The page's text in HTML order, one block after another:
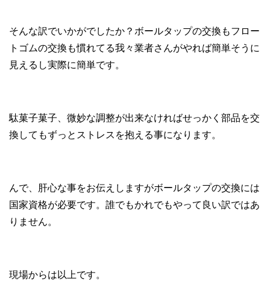
そんな訳でいかがでしたか？ボールタップの交換もフロー
トゴムの交換も慣れてる我々業者さんがやれば簡単そうに
見えるし実際に簡単です。
駄菓子菓子、微妙な調整が出来なければせっかく部品を交
換してもずっとストレスを抱える事になります。
んで、肝心な事をお伝えしますがボールタップの交換には
国家資格が必要です。誰でもかれでもやって良い訳ではあ
りません。
現場からは以上です。